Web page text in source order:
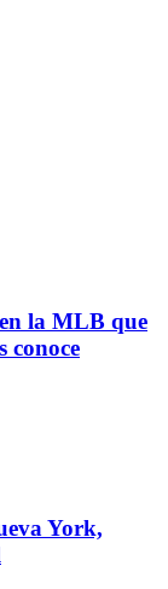
la MLB que
conoce
York,